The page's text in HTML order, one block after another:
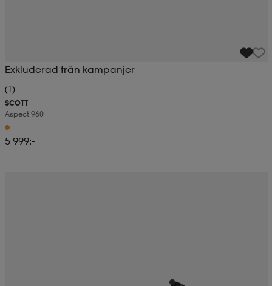
Exkluderad från kampanjer
(1)
SCOTT
Aspect 960
5 999:-